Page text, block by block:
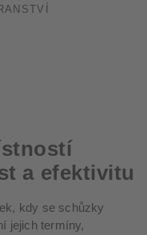
a efektivitu
kdy se schůzky
jejich termíny,